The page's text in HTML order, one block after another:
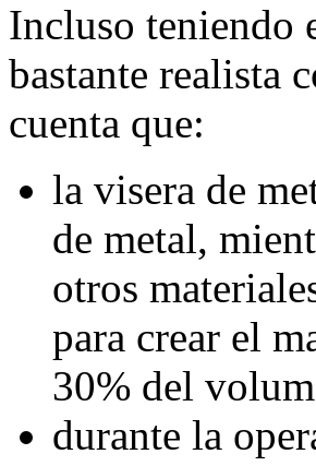
Incluso teniendo
bastante realista
cuenta que:
la visera de
de metal,
otros
para crear el
30% del
durante la